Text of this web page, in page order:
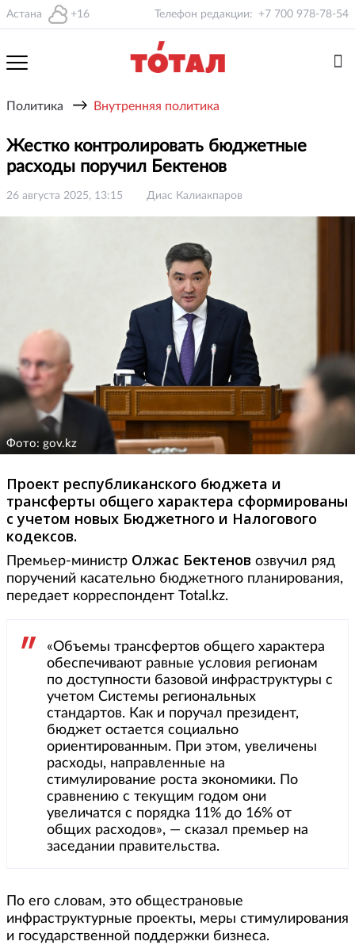
Астана +16 Телефон редакции: +7 700 978-78-54
Политика → Внутренняя политика
Жестко контролировать бюджетные
расходы поручил Бектенов
26 августа 2025, 13:15 Диас Калиакпаров
Фото: gov.kz
Проект республиканского бюджета и
трансферты общего характера сформированы
с учетом новых Бюджетного и Налогового
кодексов.
Премьер-министр Олжас Бектенов озвучил ряд
поручений касательно бюджетного планирования,
передает корреспондент Total.kz.
«Объемы трансфертов общего характера
обеспечивают равные условия регионам
по доступности базовой инфраструктуры с
учетом Системы региональных
стандартов. Как и поручал президент,
бюджет остается социально
ориентированным. При этом, увеличены
расходы, направленные на
стимулирование роста экономики. По
сравнению с текущим годом они
увеличатся с порядка 11% до 16% от
общих расходов», — сказал премьер на
заседании правительства.
По его словам, это общестрановые
инфраструктурные проекты, меры стимулирования
и государственной поддержки бизнеса.